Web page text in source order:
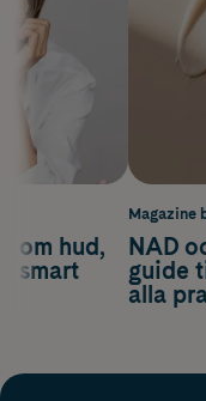
om hud,
smart
Magazine
NAD
guide
alla